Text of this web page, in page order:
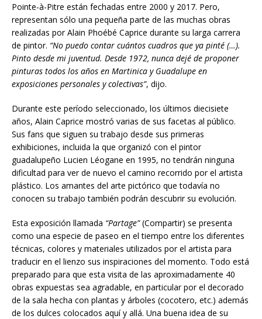
Pointe-à-Pitre están fechadas entre 2000 y 2017. Pero,
representan sólo una pequeña parte de las muchas obras
realizadas por Alain Phoébé Caprice durante su larga carrera
de pintor. “No puedo contar cuántos cuadros que ya pinté (…).
Pinto desde mi juventud. Desde 1972, nunca dejé de proponer
pinturas todos los años en Martinica y Guadalupe en
exposiciones personales y colectivas”, dijo.
Durante este período seleccionado, los últimos diecisiete
años, Alain Caprice mostró varias de sus facetas al público.
Sus fans que siguen su trabajo desde sus primeras
exhibiciones, incluida la que organizó con el pintor
guadalupeño Lucien Léogane en 1995, no tendrán ninguna
dificultad para ver de nuevo el camino recorrido por el artista
plástico. Los amantes del arte pictórico que todavía no
conocen su trabajo también podrán descubrir su evolución.
Esta exposición llamada “Partage”(Compartir) se presenta
como una especie de paseo en el tiempo entre los diferentes
técnicas, colores y materiales utilizados por el artista para
traducir en el lienzo sus inspiraciones del momento. Todo está
preparado para que esta visita de las aproximadamente 40
obras expuestas sea agradable, en particular por el decorado
de la sala hecha con plantas y árboles (cocotero, etc.) además
de los dulces colocados aquí y allá. Una buena idea de su